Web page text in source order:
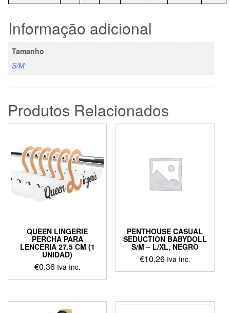
Informação adicional
Tamanho
S/M
Produtos Relacionados
QUEEN LINGERIE
PERCHA PARA
LENCERIA 27.5 CM (1
UNIDAD)
€0,36 Iva Inc.
PENTHOUSE CASUAL
SEDUCTION BABYDOLL
S/M – L/XL, NEGRO
€10,26 Iva Inc.
This
multiple